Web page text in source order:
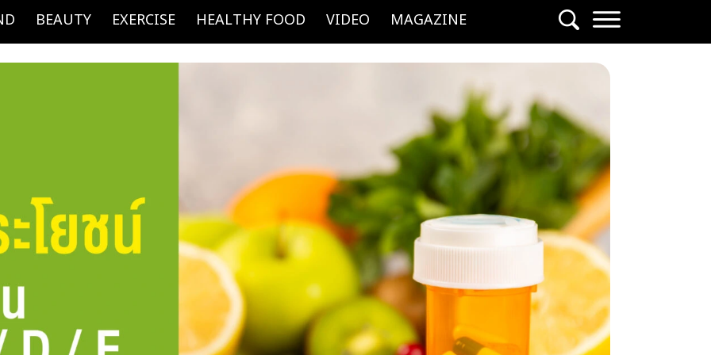
BEAUTY EXERCISE HEALTHY FOOD VIDEO MAGAZINE